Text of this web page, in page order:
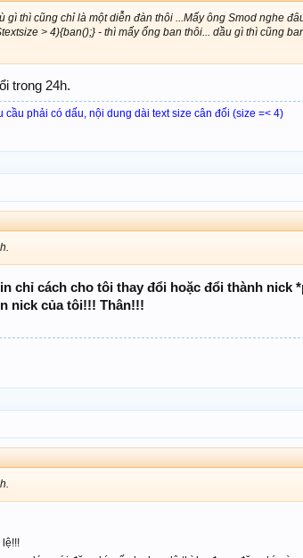
gì thì cũng chỉ là một diễn đàn thôi ...Mấy ông Smod nghe
> 4){ban();} - thì mấy ổng ban thôi... dầu gì thì cũng
trong 24h.
cầu phải có dấu, nội dung dài text size cân đối (size =< 4)
chỉ cách cho tôi thay đổi hoặc đổi thành nick
nick của tôi!!! Thân!!!